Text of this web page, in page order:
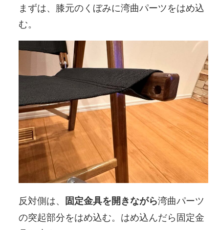
まずは、膝元のくぼみに湾曲パーツをはめ込
む。
反対側は、 固定金具を開きながら湾曲パーツ
の突起部分をはめ込む。はめ込んだら固定金